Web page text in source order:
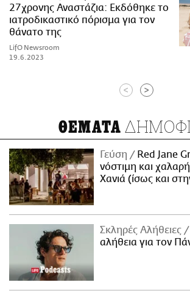
27χρονης Αναστάζια: Εκδόθηκε το
ιατροδικαστικό πόρισμα για τον
θάνατο της
LifO Newsroom
19.6.2023
< >
ΘΕΜΑΤΑ
Γεύση
Red Jane
νόστιμη και
Χανιά (ίσως και
Σκληρές Αλήθειες
αλήθεια για τον